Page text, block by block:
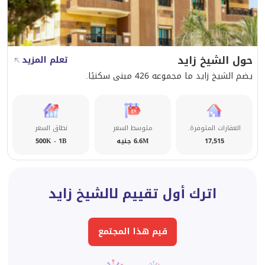
معاصرة دقيقة.
أسقف عالية تسمح بدخول أشعة الشمس
نوافذ وتراسات كبيرة تسمح بتدفق النسيم الطبيعي إلى
الداخل طوال العام
تم تصميم الحدائق والتراسات الخاصة لتكون فسيحة ومريحة
ميزة رائعة للاسترخاء ولعب الأطفال
حول الشيخ زايد
تعلم المزيد
يضم الشيخ زايد ما مجموعه 426 مبنى سكنيًا.
العقارات المتوفرة.
17,515
متوسط السعر
6.6M جنيه
نطاق السعر
500K - 1B
اترك أول تقييم لالشيخ زايد
قيم هذا المجتمع